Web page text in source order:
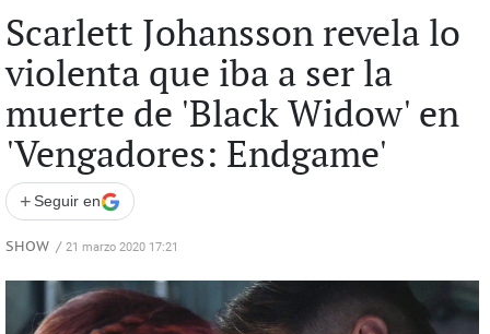
Scarlett Johansson revela lo
violenta que iba a ser la
muerte de 'Black Widow' en
'Vengadores: Endgame'
+ Seguir en
SHOW / 21 marzo 2020 17:21